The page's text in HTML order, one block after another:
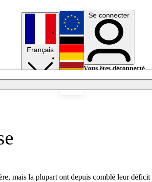
Français
English
Deutsch
Se connecter
Vous êtes déconnecté.
mais la plupart ont depuis comblé leur déficit